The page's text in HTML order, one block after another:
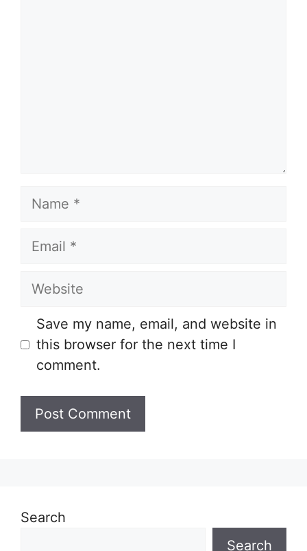
Name
Email
Website
Save my name, email, and website in
this browser for the next time I
comment.
Search
Search